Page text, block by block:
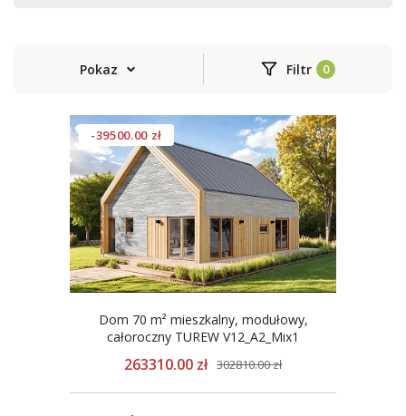
Pokaz Filtr
-39500.00 zł
Dom 70 m² mieszkalny, modułowy,
całoroczny TUREW V12_A2_Mix1
263310.00 zł 302810.00 zł